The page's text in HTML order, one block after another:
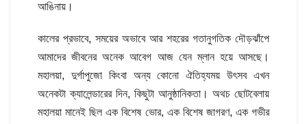
আঙিনায়।
কালের প্রভাবে, সময়ের অভাবে আর শহরের গতানুগতিক দৌড়ঝাঁপে
আমাদের জীবনের অনেক আবেগ আজ যেন ম্লান হয়ে আসছে।
মহালয়া, দুর্গাপুজো কিংবা অন্য কোনো ঐতিহ্যময় উৎসব এখন
অনেকটা ক্যালেন্ডারের দিন, কিছুটা আনুষ্ঠানিকতা। অথচ ছোটবেলায়
মহালয়া মানেই ছিল এক বিশেষ ভোর, এক বিশেষ জাগরণ, এক গভীর